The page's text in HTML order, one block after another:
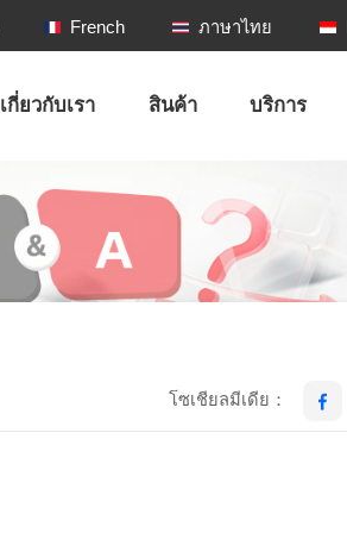
French ภาษาไทย
เกี่ยวกับเรา สินค้า บริการ
โซเชียลมีเดีย：